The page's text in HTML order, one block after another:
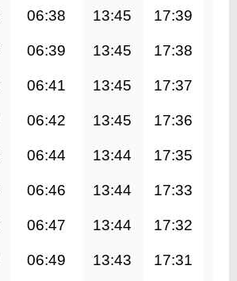
06:38 13:45 17:39
06:39 13:45 17:38
06:41 13:45 17:37
06:42 13:45 17:36
06:44 13:44 17:35
06:46 13:44 17:33
06:47 13:44 17:32
06:49 13:43 17:31